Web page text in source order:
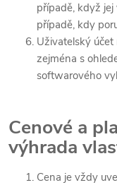
případě, když
případě, kdy
Uživatelský
zejména s
softwarového
Cenové a
výhrada
Cena je vždy